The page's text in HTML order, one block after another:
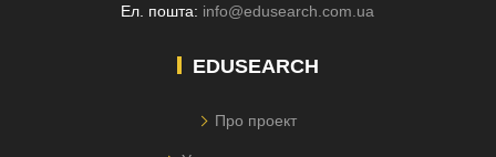
Ел. пошта: info@edusearch.com.ua
EDUSEARCH
Про проект